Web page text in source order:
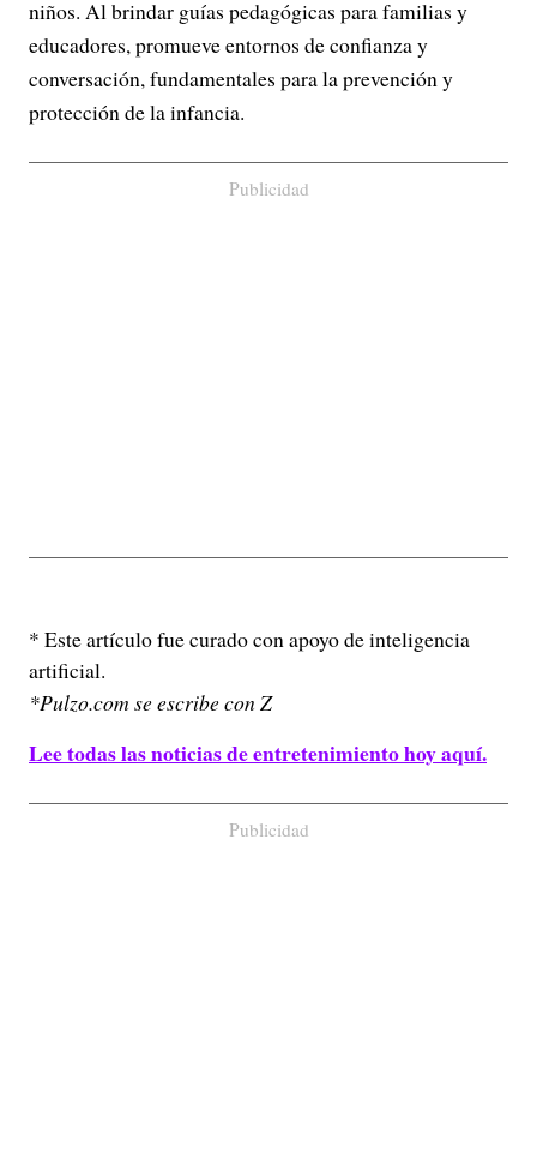
niños. Al brindar guías pedagógicas para familias y
educadores, promueve entornos de confianza y
conversación, fundamentales para la prevención y
protección de la infancia.
Publicidad
* Este artículo fue curado con apoyo de inteligencia
artificial.
*Pulzo.com se escribe con Z
Lee todas las noticias de entretenimiento hoy aquí.
Publicidad